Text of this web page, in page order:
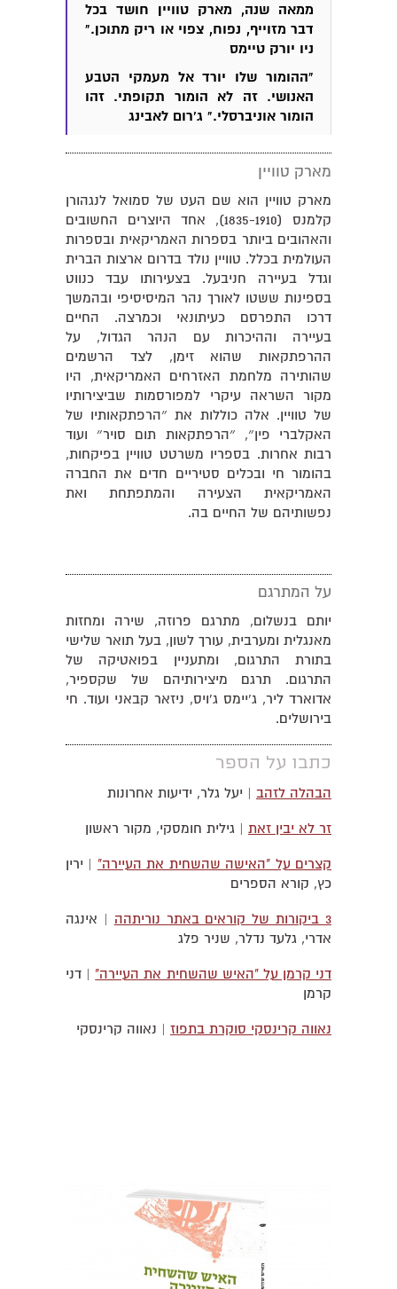
ממאה שנה, מארק טוויין חושד בכל
דבר מזוייף, נפוח, צפוי או ריק מתוכן."
ניו יורק טיימס
"ההומור שלו יורד אל מעמקי הטבע
האנושי. זה לא הומור תקופתי. זהו
הומור אוניברסלי." ג'רום לאבינג
מארק טוויין
מארק טוויין הוא שם העט של סמואל לנגהורן
קלמנס (1835-1910), אחד היוצרים החשובים
והאהובים ביותר בספרות האמריקאית ובספרות
העולמית בכלל. טוויין נולד בדרום ארצות הברית
וגדל בעיירה חניבעל. בצעירותו עבד כנווט
בספינות ששטו לאורך נהר המיסיסיפי ובהמשך
דרכו התפרסם כעיתונאי וכמרצה. החיים
בעיירה וההיכרות עם הנהר הגדול, על
ההרפתקאות שהוא זימן, לצד הרשמים
שהותירה מלחמת האזרחים האמריקאית, היו
מקור השראה עיקרי למפורסמות שביצירותיו
של טוויין. אלה כוללות את ״הרפתקאותיו של
האקלברי פין״, ״הרפתקאות תום סויר״ ועוד
רבות אחרות. בספריו משרטט טוויין בפיקחות,
בהומור חי ובכלים סטיריים חדים את החברה
האמריקאית הצעירה והמתפתחת ואת
נפשותיהם של החיים בה.
על המתרגם
יותם בנשלום, מתרגם פרוזה, שירה ומחזות
מאנגלית ומערבית, עורך לשון, בעל תואר שלישי
בתורת התרגום, ומתעניין בפואטיקה של
התרגום. תרגם מיצירותיהם של שקספיר,
אדוארד ליר, ג'יימס ג'ויס, ניזאר קבאני ועוד. חי
בירושלים.
כתבו על הספר
הבהלה לזהב | יעל גלר, ידיעות אחרונות
זר לא יבין זאת | גילית חומסקי, מקור ראשון
קצרים על "האישה שהשחית את העיירה" | ירין
כץ, קורא הספרים
3 ביקורות של קוראים באתר נוריתהה
| אינגה
אדרי, גלעד נדלר, שניר פלג
דני קרמן על "האיש שהשחית את העיירה" | דני
קרמן
נאווה קרינסקי סוקרת בתפוז | נאווה קרינסקי